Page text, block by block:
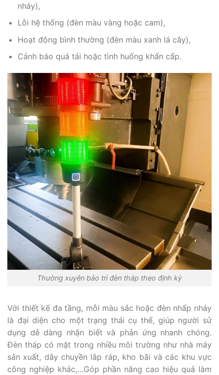
nháy),
Lỗi hệ thống (đèn màu vàng hoặc cam),
Hoạt động bình thường (đèn màu xanh lá cây),
Cảnh báo quá tải hoặc tình huống khẩn cấp.
Thường xuyên bảo trì đèn tháp theo định kỳ
Với thiết kế đa tầng, mỗi màu sắc hoặc đèn nhấp nháy
là đại diện cho một trạng thái cụ thể, giúp người sử
dụng dễ dàng nhận biết và phản ứng nhanh chóng.
Đèn tháp có mặt trong nhiều môi trường như nhà máy
sản xuất, dây chuyền lắp ráp, kho bãi và các khu vực
công nghiệp khác,…Góp phần nâng cao hiệu quả làm